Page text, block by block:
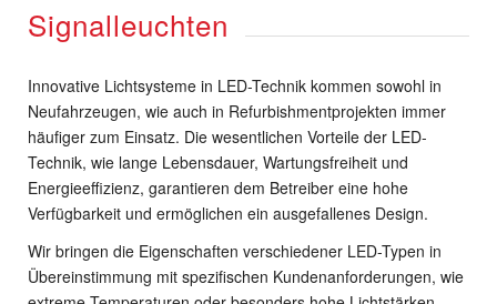
Signalleuchten
Innovative Lichtsysteme in LED-Technik kommen sowohl in
Neufahrzeugen, wie auch in Refurbishmentprojekten immer
häufiger zum Einsatz. Die wesentlichen Vorteile der LED-
Technik, wie lange Lebensdauer, Wartungsfreiheit und
Energieeffizienz, garantieren dem Betreiber eine hohe
Verfügbarkeit und ermöglichen ein ausgefallenes Design.
Wir bringen die Eigenschaften verschiedener LED-Typen in
Übereinstimmung mit spezifischen Kundenanforderungen, wie
Signalleuchte (links / rechts)
Spitzenlicht AVE S 103
Signalscheinwerfer (oben)
LED-SSW (links und rechts)
Signalleuchte LED – SSW
Signalscheinwerfer LED (oben)
Zugschlussleuchte ZSL-RZD
Zugschlussleuchte LED 170 (rot)
Trittstufenleuchte LED